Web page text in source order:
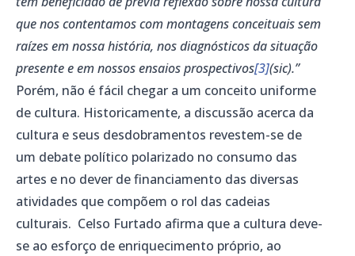
que nos contentamos com montagens conceituais sem
raízes em nossa história, nos diagnósticos da situação
presente e em nossos ensaios prospectivos[3](sic).”
Porém, não é fácil chegar a um conceito uniforme
de cultura. Historicamente, a discussão acerca da
cultura e seus desdobramentos revestem-se de
um debate político polarizado no consumo das
artes e no dever de financiamento das diversas
atividades que compõem o rol das cadeias
culturais. Celso Furtado afirma que a cultura deve-
se ao esforço de enriquecimento próprio, ao